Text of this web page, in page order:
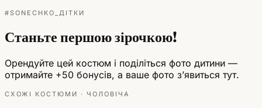
#SONECHKO_ДІТКИ
Станьте першою зірочкою!
Орендуйте цей костюм і поділіться фото дитини —
отримайте +50 бонусів, а ваше фото зʼявиться тут.
СХОЖІ КОСТЮМИ · ЧОЛОВІЧА